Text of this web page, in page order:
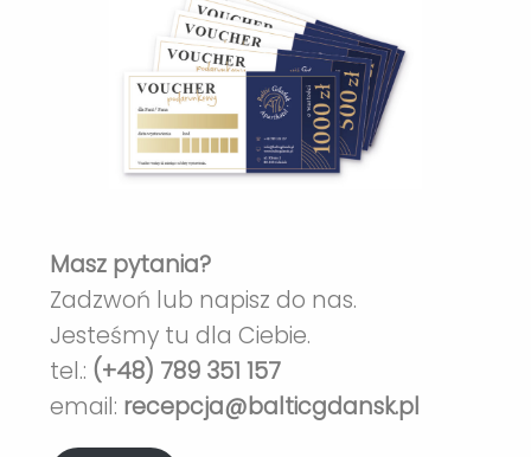
Masz pytania?
Zadzwoń lub napisz do nas.
Jesteśmy tu dla Ciebie.
tel.: (+48) 789 351 157
email: recepcja@balticgdansk.pl
ul. Klesza 2, 80-833 Gdańsk,
Poland
+48 789 351 157
recepcja@balticgdansk.pl